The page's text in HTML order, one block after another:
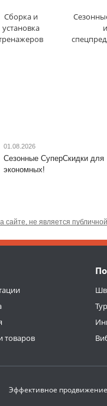
Сборка и
установка
и
01.08.2026
Сезонные СуперСкидки для
экономных!
не является
товаров
Эффективное продвижение